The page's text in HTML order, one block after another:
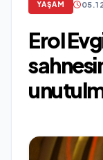
YAŞAM
Erol